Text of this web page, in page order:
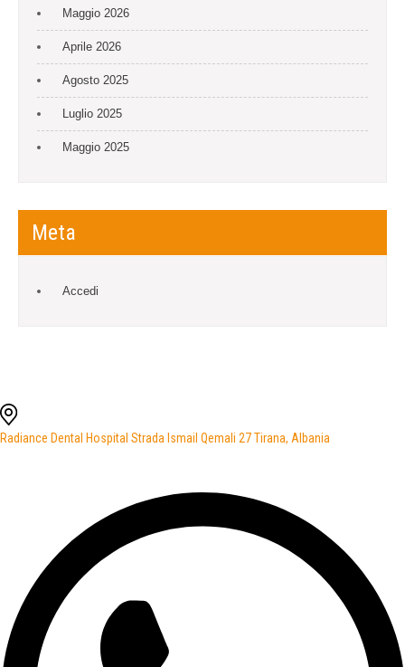
Maggio 2026
Aprile 2026
Agosto 2025
Luglio 2025
Maggio 2025
Meta
Accedi
Radiance Dental Hospital Strada Ismail Qemali 27 Tirana, Albania